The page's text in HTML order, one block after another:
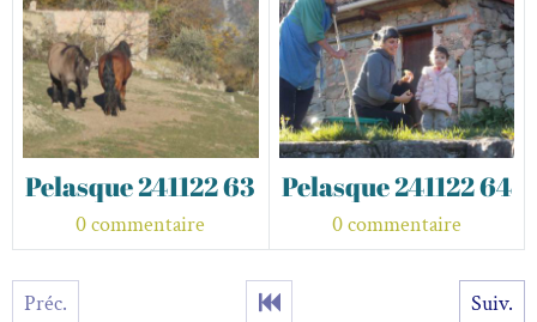
Pelasque 241122 63
0 commentaire
Pelasque 241122 64
0 commentaire
Préc. Suiv.